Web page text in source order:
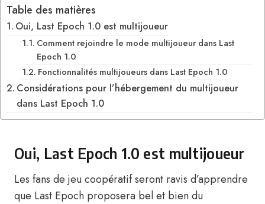
Table des matières
Oui, Last Epoch 1.0 est multijoueur
Comment rejoindre le mode multijoueur dans Last
Epoch 1.0
Fonctionnalités multijoueurs dans Last Epoch 1.0
Considérations pour l’hébergement du multijoueur
dans Last Epoch 1.0
Oui, Last Epoch 1.0 est multijoueur
Les fans de jeu coopératif seront ravis d’apprendre
que Last Epoch proposera bel et bien du